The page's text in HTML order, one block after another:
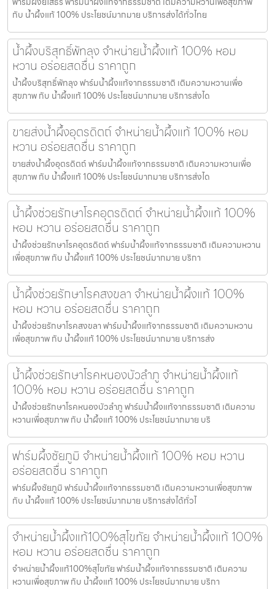
กับ น้ำผึ้งแท้ 100% ประโยชน์มากมาย บริการส่งได้ทั่วไทย
น้ำผึ้งบริสุทธิ์พัทลุง จำหน่ายน้ำผึ้งแท้ 100% หอม
หวาน อร่อยสดชื่น ราคาถูก
น้ำผึ้งบริสุทธิ์พัทลุง ฟาร์มน้ำผึ้งแท้จากธรรมชาติ เติมความหวานเพื่อ
สุขภาพ กับ น้ำผึ้งแท้ 100% ประโยชน์มากมาย บริการส่งได
ขายส่งน้ำผึ้งอุตรดิตถ์ จำหน่ายน้ำผึ้งแท้ 100% หอม
หวาน อร่อยสดชื่น ราคาถูก
ขายส่งน้ำผึ้งอุตรดิตถ์ ฟาร์มน้ำผึ้งแท้จากธรรมชาติ เติมความหวานเพื่อ
สุขภาพ กับ น้ำผึ้งแท้ 100% ประโยชน์มากมาย บริการส่งได
น้ำผึ้งช่วยรักษาโรคอุตรดิตถ์ จำหน่ายน้ำผึ้งแท้ 100%
หอม หวาน อร่อยสดชื่น ราคาถูก
น้ำผึ้งช่วยรักษาโรคอุตรดิตถ์ ฟาร์มน้ำผึ้งแท้จากธรรมชาติ เติมความหวาน
เพื่อสุขภาพ กับ น้ำผึ้งแท้ 100% ประโยชน์มากมาย บริกา
น้ำผึ้งช่วยรักษาโรคสงขลา จำหน่ายน้ำผึ้งแท้ 100%
หอม หวาน อร่อยสดชื่น ราคาถูก
น้ำผึ้งช่วยรักษาโรคสงขลา ฟาร์มน้ำผึ้งแท้จากธรรมชาติ เติมความหวาน
เพื่อสุขภาพ กับ น้ำผึ้งแท้ 100% ประโยชน์มากมาย บริการส่ง
น้ำผึ้งช่วยรักษาโรคหนองบัวลำภู จำหน่ายน้ำผึ้งแท้
100% หอม หวาน อร่อยสดชื่น ราคาถูก
น้ำผึ้งช่วยรักษาโรคหนองบัวลำภู ฟาร์มน้ำผึ้งแท้จากธรรมชาติ เติมความ
หวานเพื่อสุขภาพ กับ น้ำผึ้งแท้ 100% ประโยชน์มากมาย บริ
ฟาร์มผึ้งชัยภูมิ จำหน่ายน้ำผึ้งแท้ 100% หอม หวาน
อร่อยสดชื่น ราคาถูก
ฟาร์มผึ้งชัยภูมิ ฟาร์มน้ำผึ้งแท้จากธรรมชาติ เติมความหวานเพื่อสุขภาพ
กับ น้ำผึ้งแท้ 100% ประโยชน์มากมาย บริการส่งได้ทั่วไ
จำหน่ายน้ำผึ้งแท้100%สุโขทัย จำหน่ายน้ำผึ้งแท้ 100%
หอม หวาน อร่อยสดชื่น ราคาถูก
จำหน่ายน้ำผึ้งแท้100%สุโขทัย ฟาร์มน้ำผึ้งแท้จากธรรมชาติ เติมความ
หวานเพื่อสุขภาพ กับ น้ำผึ้งแท้ 100% ประโยชน์มากมาย บริกา